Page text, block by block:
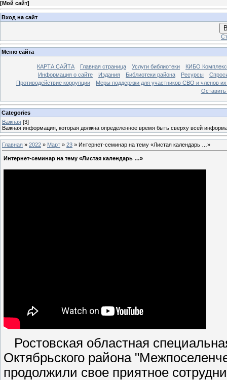
[Мой сайт]
Вход на сайт
Меню сайта
КАРТА САЙТА Главная страница Услуги библиотеки
КИБО
Информация о сайте
Издания Библиотеки района Ресурсы
Противодействие коррупции
Меры поддержки для участников СВО и членов
Оставить
Categories
Важная [3]
Важная информация, которая должна определенное время быть сверху всей
Главная » 2022 » Март » 23 » Интернет-семинар на тему «Листая календарь …»
Интернет-семинар на тему «Листая календарь …»
Ростовская областная
Октябрьского района
продолжили свое приятное